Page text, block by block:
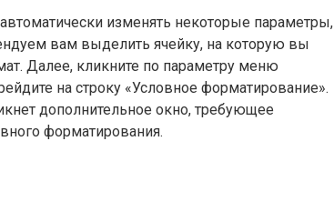
изменять некоторые параметры,
вам выделить ячейку, на которую вы
Далее, кликните по параметру меню
на строку «Условное форматирование».
дополнительное окно, требующее
форматирования.